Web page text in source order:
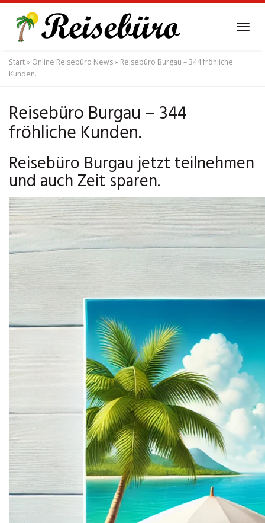
main
content
Start» Online Reisebüro News» Reisebüro Burgau – 344 fröhliche
Kunden.
Reisebüro Burgau – 344
fröhliche Kunden.
Reisebüro Burgau jetzt teilnehmen
und auch Zeit sparen.